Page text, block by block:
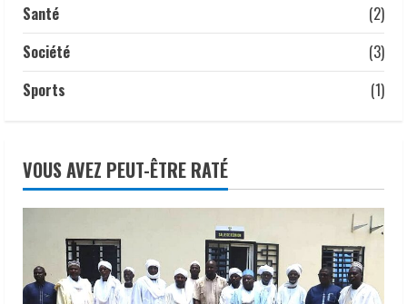
Santé
(2)
Société
(3)
Sports
(1)
VOUS AVEZ PEUT-ÊTRE RATÉ